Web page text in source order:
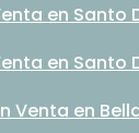
en Santo
en Santo
Venta en